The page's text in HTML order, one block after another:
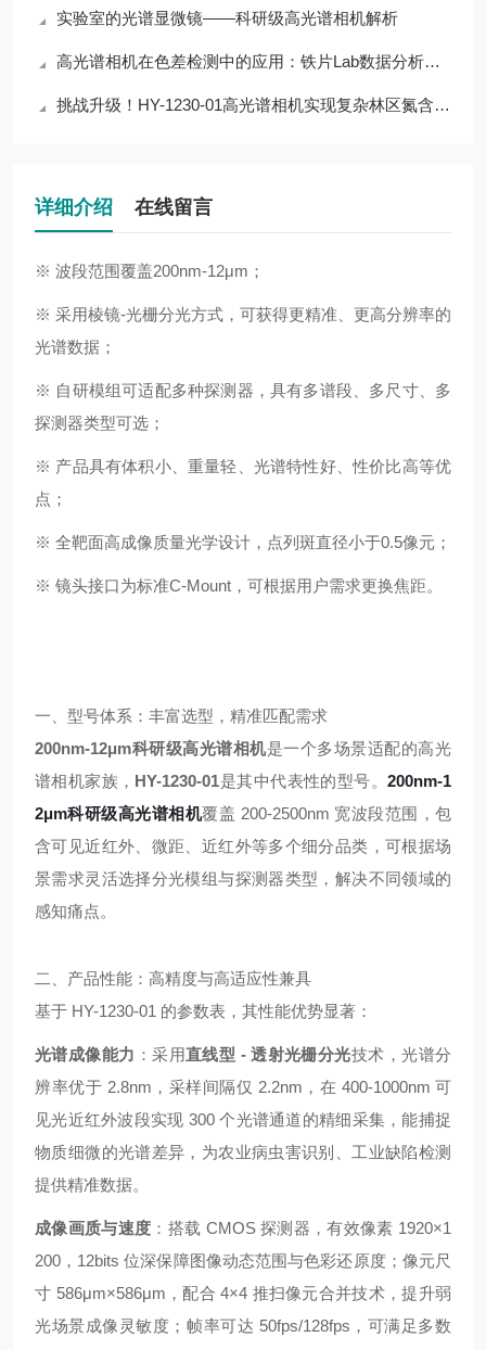
实验室的光谱显微镜——科研级高光谱相机解析
高光谱相机在色差检测中的应用：铁片Lab数据分析报告
挑战升级！HY-1230-01高光谱相机实现复杂林区氮含量精准监测
详细介绍 在线留言
※ 波段范围覆盖200nm-12μm；
※ 采用棱镜-光栅分光方式，可获得更精准、更高分辨率的
光谱数据；
※ 自研模组可适配多种探测器，具有多谱段、多尺寸、多
探测器类型可选；
※ 产品具有体积小、重量轻、光谱特性好、性价比高等优
点；
※ 全靶面高成像质量光学设计，点列斑直径小于0.5像元；
※ 镜头接口为标准C-Mount，可根据用户需求更换焦距。
一、型号体系：丰富选型，精准匹配需求
200nm-12μm科研级高光谱相机是一个多场景适配的高光
谱相机家族， HY-1230-01是其中代表性的型号。200nm-1
2μm科研级高光谱相机覆盖 200-2500nm 宽波段范围，包
含可见近红外、微距、近红外等多个细分品类，可根据场
景需求灵活选择分光模组与探测器类型，解决不同领域的
感知痛点。
二、产品性能：高精度与高适应性兼具
基于 HY-1230-01 的参数表，其性能优势显著：
光谱成像能力 ：采用直线型 - 透射光栅分光技术，光谱分
辨率优于 2.8nm，采样间隔仅 2.2nm，在 400-1000nm 可
见光近红外波段实现 300 个光谱通道的精细采集，能捕捉
物质细微的光谱差异，为农业病虫害识别、工业缺陷检测
提供精准数据。
成像画质与速度 ：搭载 CMOS 探测器，有效像素 1920×1
200，12bits 位深保障图像动态范围与色彩还原度；像元尺
寸 586μm×586μm，配合 4×4 推扫像元合并技术，提升弱
光场景成像灵敏度；帧率可达 50fps/128fps，可满足多数